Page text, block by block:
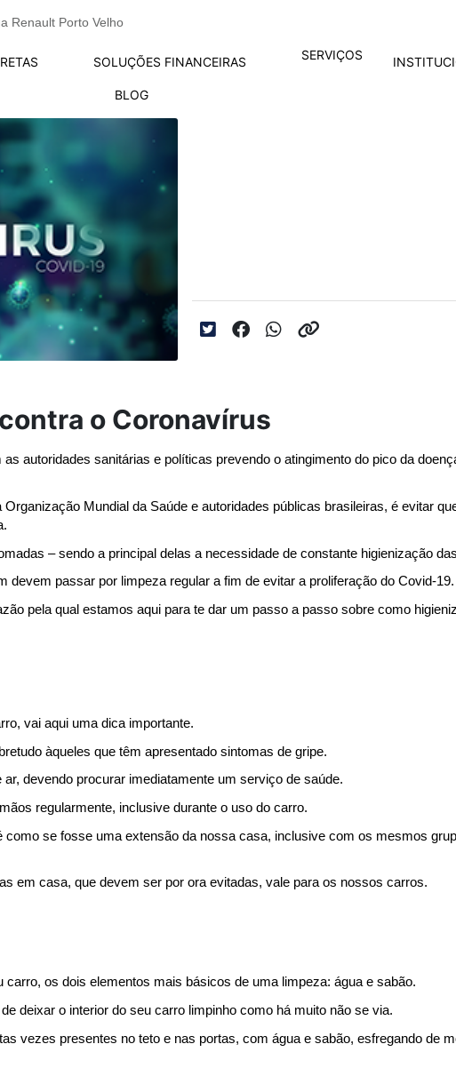
Renault Porto Velho
SOLUÇÕES FINANCEIRAS SERVIÇOS
BLOG
o Coronavírus
autoridades sanitárias e políticas prevendo o atingimento do pico da
Mundial da Saúde e autoridades públicas brasileiras, é evitar
– sendo a principal delas a necessidade de constante higienização
devem passar por limpeza regular a fim de evitar a proliferação do Covid-19.
pela qual estamos aqui para te dar um passo a passo sobre como
vai aqui uma dica importante.
àqueles que têm apresentado sintomas de gripe.
devendo procurar imediatamente um serviço de saúde.
regularmente, inclusive durante o uso do carro.
como se fosse uma extensão da nossa casa, inclusive com os mesmos
em casa, que devem ser por ora evitadas, vale para os nossos carros.
os dois elementos mais básicos de uma limpeza: água e sabão.
deixar o interior do seu carro limpinho como há muito não se via.
vezes presentes no teto e nas portas, com água e sabão, esfregando de